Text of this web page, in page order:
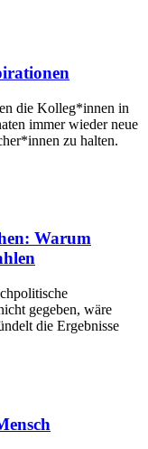
die Kolleg*innen in
immer wieder neue
zu halten.
Warum
gegeben, wäre
die Ergebnisse